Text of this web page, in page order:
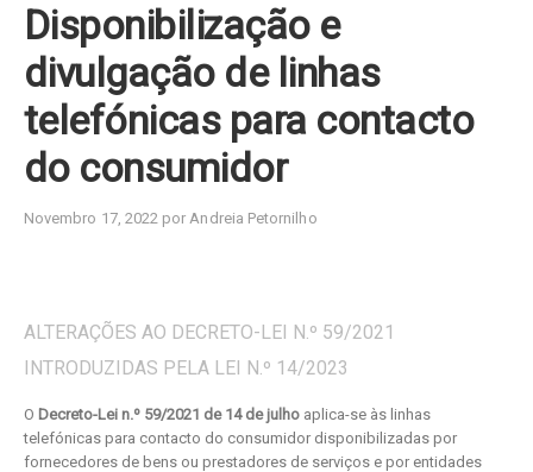
Disponibilização e
divulgação de linhas
telefónicas para contacto
do consumidor
Novembro 17, 2022 por Andreia Petornilho
ALTERAÇÕES AO DECRETO-LEI N.º 59/2021
INTRODUZIDAS PELA LEI N.º 14/2023
O Decreto-Lei n.º 59/2021 de 14 de julho aplica-se às linhas
telefónicas para contacto do consumidor disponibilizadas por
fornecedores de bens ou prestadores de serviços e por entidades